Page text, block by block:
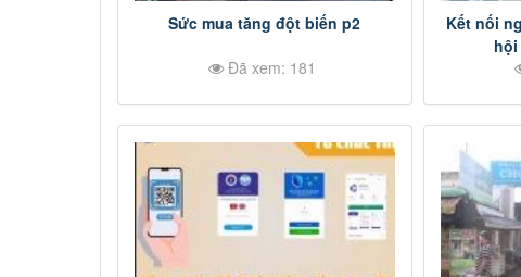
Sức mua tăng đột biến p2
Đã xem: 181
Kết nối